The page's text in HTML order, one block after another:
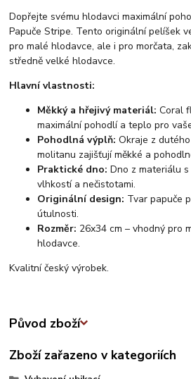
Dopřejte svému hlodavci maximální
Papuče Stripe. Tento originální pelíšek
pro malé hlodavce, ale i pro morčata,
středně velké hlodavce.
Hlavní vlastnosti:
Měkký a hřejivý materiál: Coral
maximální pohodlí a teplo pro
Pohodlná výplň: Okraje z
molitanu zajišťují měkké a
Praktické dno: Dno z materiálu
vlhkostí a nečistotami.
Originální design: Tvar papuče
útulnosti.
Rozměr: 26x34 cm – vhodný pro
hlodavce.
Kvalitní český výrobek.
Původ zboží
Zboží zařazeno v kategoriích